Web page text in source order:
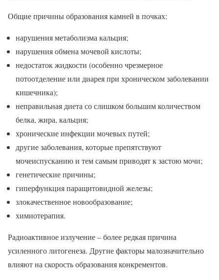
Общие причины образования камней в почках:
нарушения метаболизма кальция;
нарушения обмена мочевой кислоты;
недостаток жидкости (особенно чрезмерное
потоотделение или диарея при хроническом заболевании
кишечника);
неправильная диета со слишком большим количеством
белка, жира, кальция;
хронические инфекции мочевых путей;
другие заболевания, которые препятствуют
мочеиспусканию и тем самым приводят к застою мочи;
генетические причины;
гиперфункция паращитовидной железы;
злокачественное новообразование;
химиотерапия.
Радиоактивное излучение – более редкая причина
усиленного литогенеза. Другие факторы малозначительно
влияют на скорость образования конкрементов.